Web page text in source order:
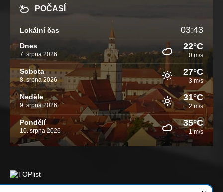
POČASÍ
Lokální čas 03:43
Dnes
7. srpna 2026
22°C
0 m/s
Sobota
8. srpna 2026
27°C
3 m/s
Neděle
9. srpna 2026
31°C
2 m/s
Pondělí
10. srpna 2026
35°C
1 m/s